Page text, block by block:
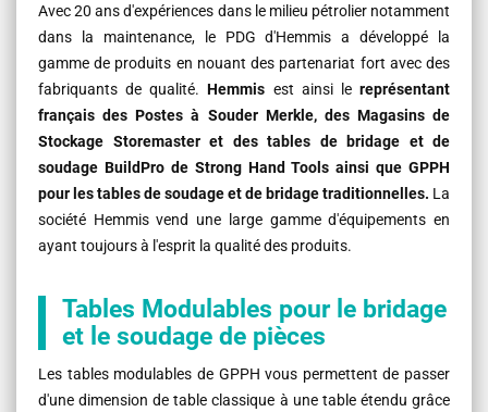
Avec 20 ans d'expériences dans le milieu pétrolier notamment
dans la maintenance, le PDG d'Hemmis a développé la
gamme de produits en nouant des partenariat fort avec des
fabriquants de qualité.Hemmis est ainsi lereprésentant
français des Postes à Souder Merkle, des Magasins de
Stockage Storemaster et des tables de bridage et de
soudage BuildPro de Strong Hand Tools ainsi que GPPH
pour les tables de soudage et de bridage traditionnelles. La
société Hemmis vend une large gamme d'équipements en
ayant toujours à l'esprit la qualité des produits.
Tables Modulables pour le bridage
et le soudage de pièces
Les tables modulables de GPPH vous permettent de passer
d'une dimension de table classique à une table étendu grâce